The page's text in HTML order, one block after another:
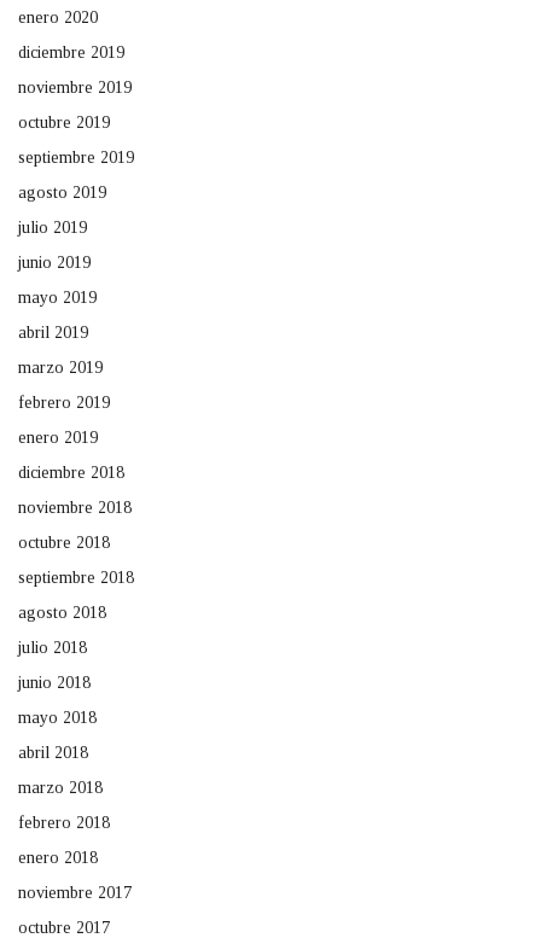
enero 2020
diciembre 2019
noviembre 2019
octubre 2019
septiembre 2019
agosto 2019
julio 2019
junio 2019
mayo 2019
abril 2019
marzo 2019
febrero 2019
enero 2019
diciembre 2018
noviembre 2018
octubre 2018
septiembre 2018
agosto 2018
julio 2018
junio 2018
mayo 2018
abril 2018
marzo 2018
febrero 2018
enero 2018
noviembre 2017
octubre 2017